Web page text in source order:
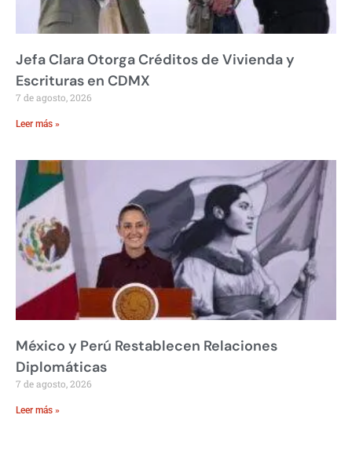
Jefa Clara Otorga Créditos de Vivienda y
Escrituras en CDMX
7 de agosto, 2026
Leer más »
México y Perú Restablecen Relaciones
Diplomáticas
7 de agosto, 2026
Leer más »